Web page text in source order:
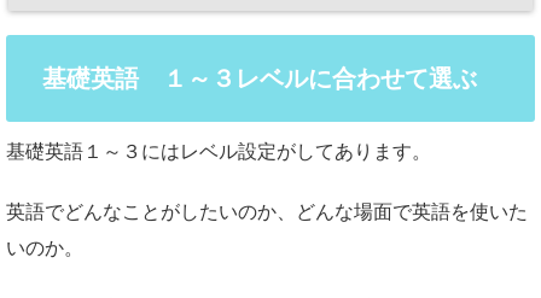
基礎英語 １～３レベルに合わせて選ぶ
基礎英語１～３にはレベル設定がしてあります。
英語でどんなことがしたいのか、どんな場面で英語を使いた
いのか。